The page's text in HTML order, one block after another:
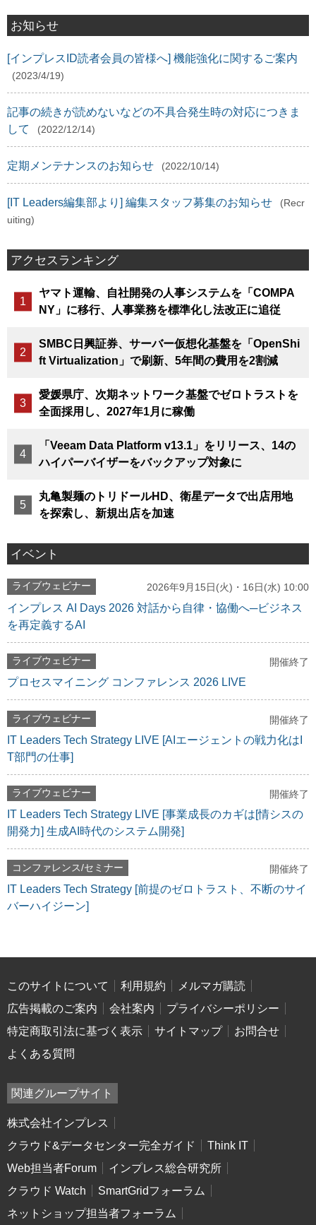
お知らせ
[インプレスID読者会員の皆様へ] 機能強化に関するご案内
(2023/4/19)
記事の続きが読めないなどの不具合発生時の対応につきま
して
(2022/12/14)
定期メンテナンスのお知らせ (2022/10/14)
[IT Leaders編集部より] 編集スタッフ募集のお知らせ
(Recr
uiting)
アクセスランキング
ヤマト運輸、自社開発の人事システムを「COMPA
NY」に移行、人事業務を標準化し法改正に追従
SMBC日興証券、サーバー仮想化基盤を「OpenShi
ft Virtualization」で刷新、5年間の費用を2割減
愛媛県庁、次期ネットワーク基盤でゼロトラストを
全面採用し、2027年1月に稼働
「Veeam Data Platform v13.1」をリリース、14の
ハイパーバイザーをバックアップ対象に
丸亀製麺のトリドールHD、衛星データで出店用地
を探索し、新規出店を加速
イベント
ライブウェビナー 2026年9月15日(火)・16日(水) 10:00
インプレス AI Days 2026 対話から自律・協働へ─ビジネス
を再定義するAI
ライブウェビナー 開催終了
プロセスマイニング コンファレンス 2026 LIVE
ライブウェビナー 開催終了
IT Leaders Tech Strategy LIVE [AIエージェントの戦力化はI
T部門の仕事]
ライブウェビナー 開催終了
IT Leaders Tech Strategy LIVE [事業成長のカギは[情シスの
開発力] 生成AI時代のシステム開発]
コンファレンス/セミナー 開催終了
IT Leaders Tech Strategy [前提のゼロトラスト、不断のサイ
バーハイジーン]
このサイトについて 利用規約
メルマガ購読
広告掲載のご案内
会社案内
プライバシーポリシー
特定商取引法に基づく表示
サイトマップ
お問合せ
よくある質問
関連グループサイト
株式会社インプレス
クラウド&データセンター完全ガイド
Think IT
Web担当者Forum
インプレス総合研究所
クラウド Watch
SmartGridフォーラム
ネットショップ担当者フォーラム